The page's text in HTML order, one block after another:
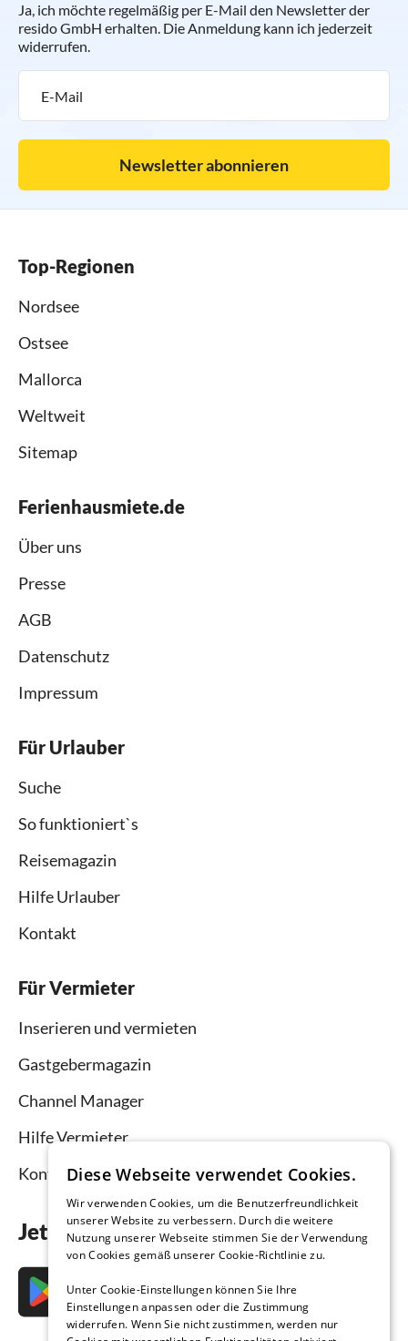
Ja, ich möchte regelmäßig per E-Mail den Newsletter der
resido GmbH erhalten. Die Anmeldung kann ich jederzeit
widerrufen.
Newsletter abonnieren
Top-Regionen
Nordsee
Ostsee
Mallorca
Weltweit
Sitemap
Ferienhausmiete.de
Über uns
Presse
AGB
Datenschutz
Impressum
Für Urlauber
Suche
So funktioniert`s
Reisemagazin
Hilfe Urlauber
Kontakt
Für Vermieter
Inserieren und vermieten
Gastgebermagazin
Channel Manager
Hilfe Vermieter
Kontakt
Jetzt die App downloaden
Diese Webseite verwendet Cookies.
Wir verwenden Cookies, um die Benutzerfreundlichkeit
unserer Website zu verbessern. Durch die weitere
Nutzung unserer Webseite stimmen Sie der Verwendung
von Cookies gemäß unserer Cookie-Richtlinie zu.
Unter Cookie-Einstellungen können Sie Ihre
Einstellungen anpassen oder die Zustimmung
widerrufen. Wenn Sie nicht zustimmen, werden nur